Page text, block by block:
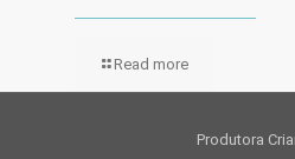
Read more
Produtora